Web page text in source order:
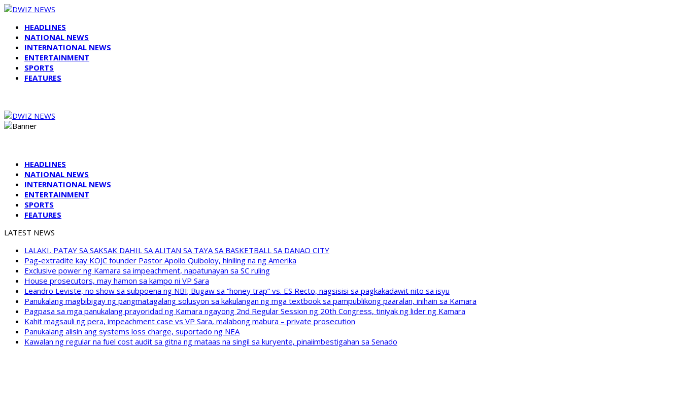
HEADLINES
NATIONAL NEWS
INTERNATIONAL NEWS
ENTERTAINMENT
SPORTS
FEATURES
HEADLINES
NATIONAL NEWS
INTERNATIONAL NEWS
ENTERTAINMENT
SPORTS
FEATURES
LATEST NEWS
LALAKI, PATAY SA SAKSAK DAHIL SA ALITAN SA TAYA SA BASKETBALL SA DANAO CITY
Pag-extradite kay KOJC founder Pastor Apollo Quiboloy, hiniling na ng Amerika
Exclusive power ng Kamara sa impeachment, napatunayan sa SC ruling
House prosecutors, may hamon sa kampo ni VP Sara
Leandro Leviste, no show sa subpoena ng NBI; Bugaw sa “honey trap” vs. ES Recto, nagsisisi sa pagkakadawit nito sa isyu
Panukalang magbibigay ng pangmatagalang solusyon sa kakulangan ng mga textbook sa pampublikong paaralan, inihain sa Kamara
Pagpasa sa mga panukalang prayoridad ng Kamara ngayong 2nd Regular Session ng 20th Congress, tiniyak ng lider ng Kamara
Kahit magsauli ng pera, impeachment case vs VP Sara, malabong mabura – private prosecution
Panukalang alisin ang systems loss charge, suportado ng NEA
Kawalan ng regular na fuel cost audit sa gitna ng mataas na singil sa kuryente, pinaiimbestigahan sa Senado